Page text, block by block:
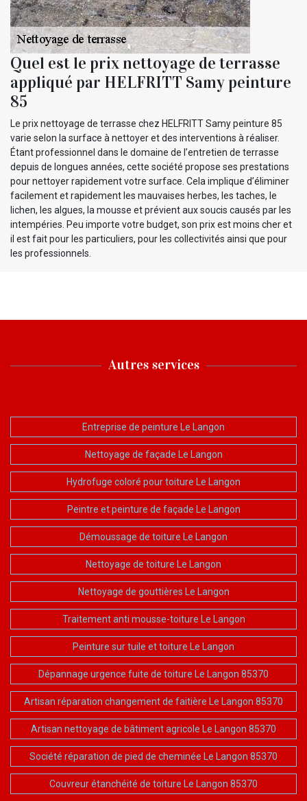
Quel est le prix nettoyage de terrasse
appliqué par HELFRITT Samy peinture
85
Le prix nettoyage de terrasse chez HELFRITT Samy peinture 85
varie selon la surface à nettoyer et des interventions à réaliser.
Étant professionnel dans le domaine de l’entretien de terrasse
depuis de longues années, cette société propose ses prestations
pour nettoyer rapidement votre surface. Cela implique d’éliminer
facilement et rapidement les mauvaises herbes, les taches, le
lichen, les algues, la mousse et prévient aux soucis causés par les
intempéries. Peu importe votre budget, son prix est moins cher et
il est fait pour les particuliers, pour les collectivités ainsi que pour
les professionnels.
Autres services
Entreprise de peinture Le Langon
Nettoyage de façade Le Langon
Hydrofuge coloré pour toiture Le Langon
Peintre et peinture de façade Le Langon
Démoussage de toiture Le Langon
Nettoyage de toiture Le Langon
Nettoyage de gouttières Le Langon
Traitement anti mousse-toiture Le Langon
Peinture sur tuile et toiture Le Langon
Dépannage urgence fuite de toiture Le Langon 85370
Artisan réparation changement de faitière Le Langon 85370
Artisan nettoyage de bâtiment agricole Le Langon 85370
Société réparation de pied de cheminée Le Langon 85370
Couvreur étanchéité de toiture Le Langon 85370